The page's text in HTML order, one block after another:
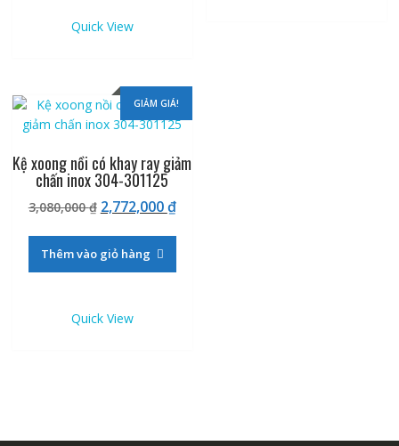
Quick View
GIẢM GIÁ!
Kệ xoong nồi có khay ray giảm
chấn inox 304-301125
3,080,000₫ Giá
là:
3,080,000 ₫.
2,772,000₫Giá
Thêm vào giỏ hàng
Quick View